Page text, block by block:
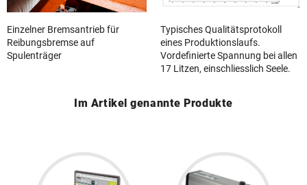
Einzelner Bremsantrieb für
Reibungsbremse auf
Spulenträger
Typisches Qualitätsprotokoll
eines Produktionslaufs.
Vordefinierte Spannung bei allen
17 Litzen, einschliesslich Seele.
Im Artikel genannte Produkte